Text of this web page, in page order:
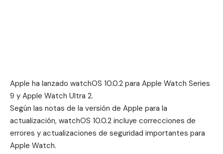
Apple ha lanzado watchOS 10.0.2 para Apple Watch Series
9 y Apple Watch Ultra 2.
Según las notas de la versión de Apple para la
actualización, watchOS 10.0.2 incluye correcciones de
errores y actualizaciones de seguridad importantes para
Apple Watch.